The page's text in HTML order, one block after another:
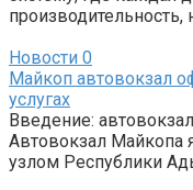
производительность,
Новости 0
Майкоп автовокзал
услугах
Введение:
Автовокзал Майкопа
узлом Республики